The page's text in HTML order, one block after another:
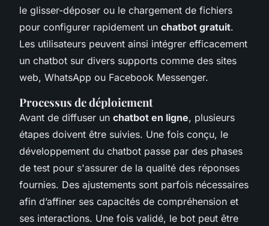
le glisser-déposer ou le chargement de fichiers
pour configurer rapidement un chatbot gratuit.
Les utilisateurs peuvent ainsi intégrer efficacement
un chatbot sur divers supports comme des sites
web, WhatsApp ou Facebook Messenger.
Processus de déploiement
Avant de diffuser un chatbot en ligne, plusieurs
étapes doivent être suivies. Une fois conçu, le
développement du chatbot passe par des phases
de test pour s'assurer de la qualité des réponses
fournies. Des ajustements sont parfois nécessaires
afin d’affiner ses capacités de compréhension et
ses interactions. Une fois validé, le bot peut être